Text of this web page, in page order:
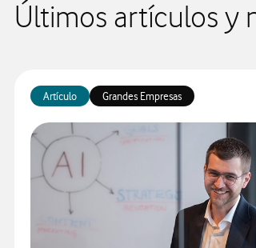
Últimos artículos y
Artículo Grandes Empresas